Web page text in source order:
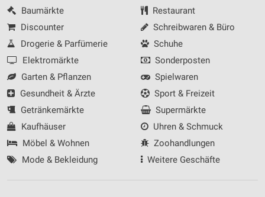
Baumärkte
Discounter
Drogerie & Parfümerie
Elektromärkte
Garten & Pflanzen
Gesundheit & Ärzte
Getränkemärkte
Kaufhäuser
Möbel & Wohnen
Mode & Bekleidung
Restaurant
Schreibwaren & Büro
Schuhe
Sonderposten
Spielwaren
Sport & Freizeit
Supermärkte
Uhren & Schmuck
Zoohandlungen
Weitere Geschäfte